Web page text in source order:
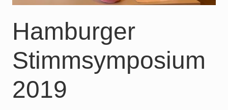
Hamburger
Stimmsymposium
2019